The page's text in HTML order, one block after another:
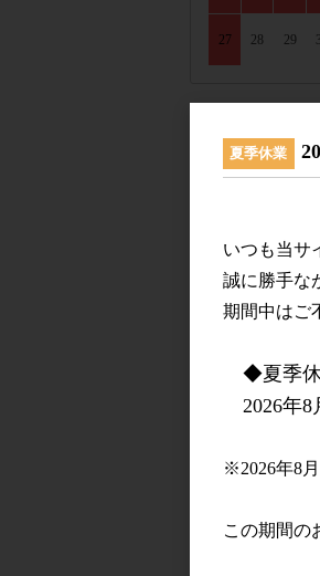
27 28 29
ワイン
スペインワイン
夏季休業
いつも当サ
誠に勝手な
期間中はご
◆夏季休
2026年8
※2026年8
この期間の